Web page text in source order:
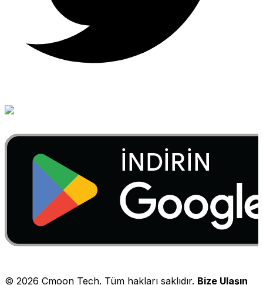
© 2026 Cmoon Tech. Tüm hakları saklıdır. Bize Ulaşın